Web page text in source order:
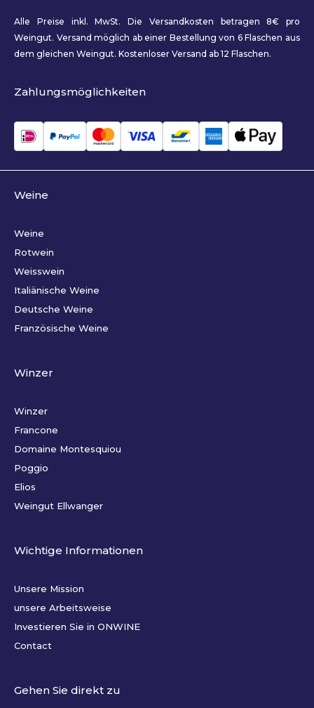
Alle Preise inkl. MwSt. Die Versandkosten betragen 8€ pro
Weingut. Versand möglich ab einer Bestellung von 6 Flaschen aus
dem gleichen Weingut. Kostenloser Versand ab 12 Flaschen.
Zahlungsmöglichkeiten
Weine
Weine
Rotwein
Weisswein
Italiänische Weine
Deutsche Weine
Französische Weine
Winzer
Winzer
Francone
Domaine Montesquiou
Poggio
Elios
Weingut Ellwanger
Wichtige Informationen
Unsere Mission
unsere Arbeitsweise
Investieren Sie in ONWINE
Contact
Gehen Sie direkt zu